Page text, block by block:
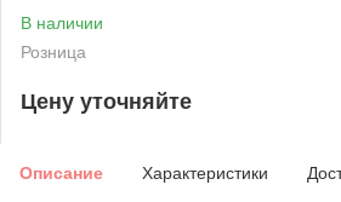
В наличии
Розница
Цену уточняйте
Описание Характеристики